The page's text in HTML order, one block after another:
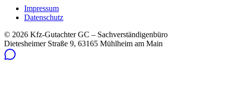
Impressum
Datenschutz
© 2026 Kfz-Gutachter GC – Sachverständigenbüro
Dietesheimer Straße 9, 63165 Mühlheim am Main